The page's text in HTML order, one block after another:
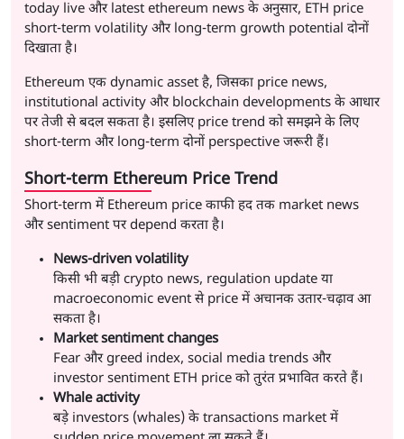
today live और latest ethereum news के अनुसार, ETH price
short-term volatility और long-term growth potential दोनों
दिखाता है।
Ethereum एक dynamic asset है, जिसका price news,
institutional activity और blockchain developments के आधार
पर तेजी से बदल सकता है। इसलिए price trend को समझने के लिए
short-term और long-term दोनों perspective जरूरी हैं।
Short-term Ethereum Price Trend
Short-term में Ethereum price काफी हद तक market news
और sentiment पर depend करता है।
News-driven volatility
किसी भी बड़ी crypto news, regulation update या
macroeconomic event से price में अचानक उतार-चढ़ाव आ
सकता है।
Market sentiment changes
Fear और greed index, social media trends और
investor sentiment ETH price को तुरंत प्रभावित करते हैं।
Whale activity
बड़े investors (whales) के transactions market में